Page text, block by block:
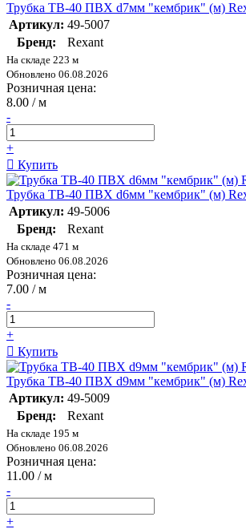
Трубка ТВ-40 ПВХ d7мм "кембрик" (м)
Артикул: 49-5007
Бренд:
Rexant
На складе 223 м
Обновлено 06.08.2026
Розничная цена:
8.00 / м
-
+
Купить
Трубка ТВ-40 ПВХ d6мм "кембрик" (м)
Артикул: 49-5006
Бренд:
Rexant
На складе 471 м
Обновлено 06.08.2026
Розничная цена:
7.00 / м
-
+
Купить
Трубка ТВ-40 ПВХ d9мм "кембрик" (м)
Артикул: 49-5009
Бренд:
Rexant
На складе 195 м
Обновлено 06.08.2026
Розничная цена:
11.00 / м
-
+